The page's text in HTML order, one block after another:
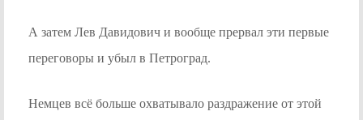
А затем Лев Давидович и вообще прервал эти первые
переговоры и убыл в Петроград.
Немцев всё больше охватывало раздражение от этой